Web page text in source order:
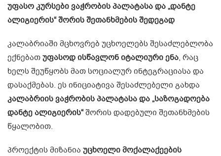
უფასო კურსები ვაჭრობის პალატასა და „დანტე
ალიგიერის“ შორის შეთანხმების შედეგად
კალაბრიაში მცხოვრებ უცხოელებს შესაძლებლობა
ექნებათუფასოდ ისწავლონ იტალიური ენა, რაც
ხელს შეუწყობს მათ სოციალურ ინტეგრაციასა და
დასაქმებას. ეს ინიციატივა შესაძლებელი გახდა
კალაბრიის ვაჭრობის პალატასა და „საზოგადოება
დანტე ალიგიერის“შორის დადებული შეთანხმების
წყალობით.
პროექტის მიზანია უცხოელი მოქალაქეების